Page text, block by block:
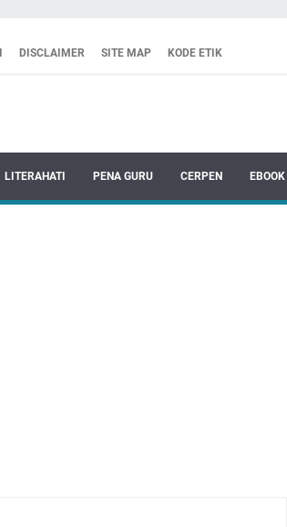
DISCLAIMER SITE MAP KODE ETIK
LITERAHATI PENA GURU CERPEN EBOOK